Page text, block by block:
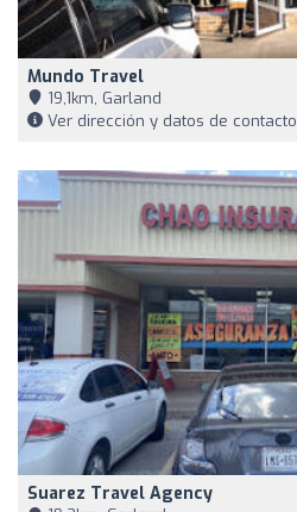
Mundo Travel
19,1km, Garland
Ver dirección y datos de contacto
Suarez Travel Agency